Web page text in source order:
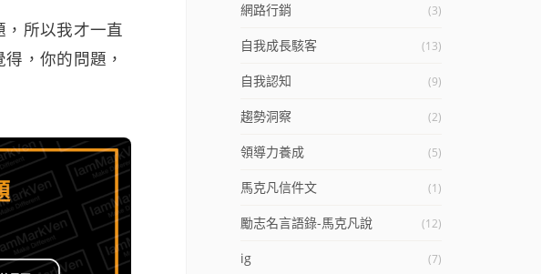
所以我才一直
，你的問題，
網路行銷 (3)
自我成長駭客 (13)
自我認知 (9)
趨勢洞察 (2)
領導力養成 (5)
馬克凡信件文 (1)
勵志名言語錄-馬克凡說 (12)
ig (7)